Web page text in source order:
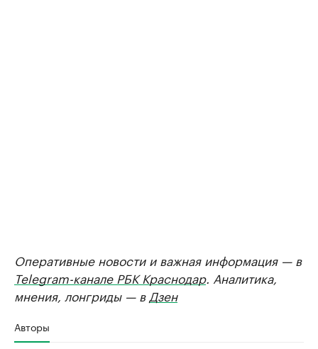
Оперативные новости и важная информация — в
Telegram-канале РБК Краснодар. Аналитика,
мнения, лонгриды — в Дзен
Авторы